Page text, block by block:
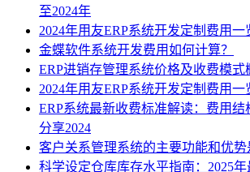
至2024年
2024年用友ERP系统开发定制费用一
金蝶软件系统开发费用如何计算？
ERP进销存管理系统价格及收费模式
2024年用友ERP系统开发定制费用一
ERP系统最新收费标准解读：费用
分享2024
客户关系管理系统的主要功能和优势
科学设定仓库库存水平指南：2025